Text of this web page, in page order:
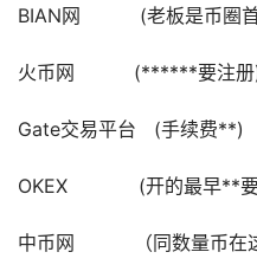
BIAN网 (老板是币圈首
火币网 (******要注册
Gate交易平台 (手续费**)
OKEX (开的最早**要
中币网 （同数量币在这